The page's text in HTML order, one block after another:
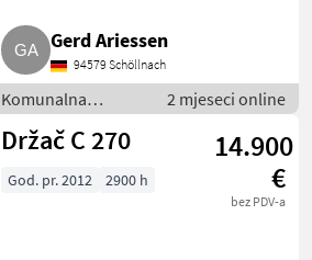
Gerd Ariessen
94579 Schöllnach
Komunalna
oprema i vozila /
Zimska oprema
2 mjeseci online
Držač C 270
14.900
€
bez PDV-a
God. pr. 2012 2900 h